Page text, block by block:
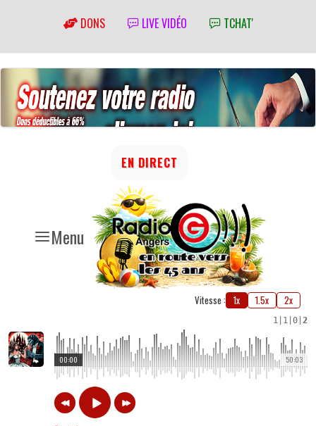
DONS LIVE VIDÉO TCHAT'
Menu
EN DIRECT
Vitesse : 1x 1.5x 2x
1 1 0 2
50:03
00:00